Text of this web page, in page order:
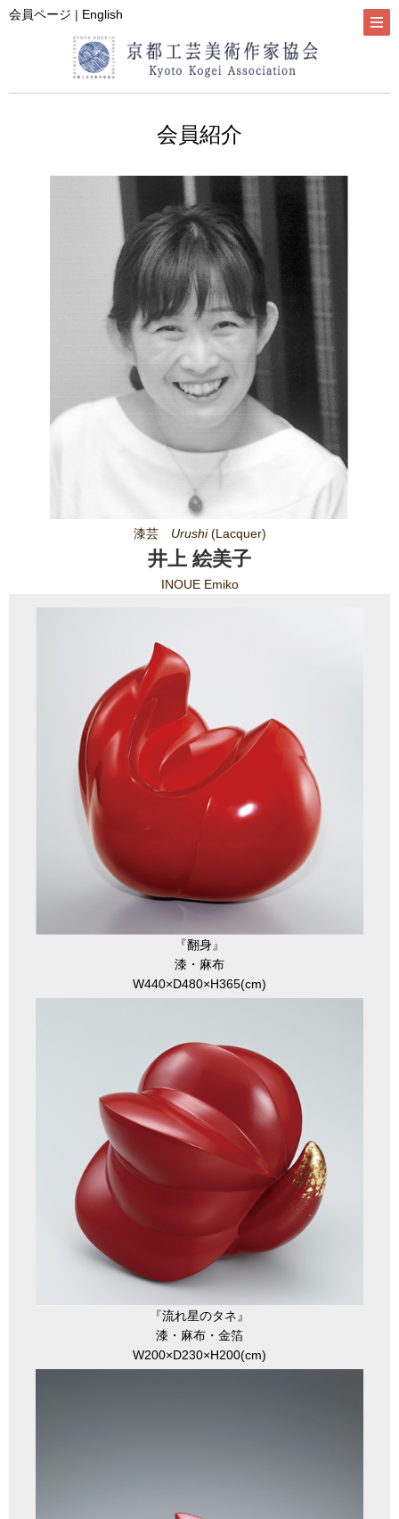
会員ページ | English
会員紹介
漆芸 Urushi(Lacquer)
井上 絵美子
INOUE Emiko
『翻身』
漆・麻布
W440×D480×H365(cm)
『流れ星のタネ』
漆・麻布・金箔
W200×D230×H200(cm)